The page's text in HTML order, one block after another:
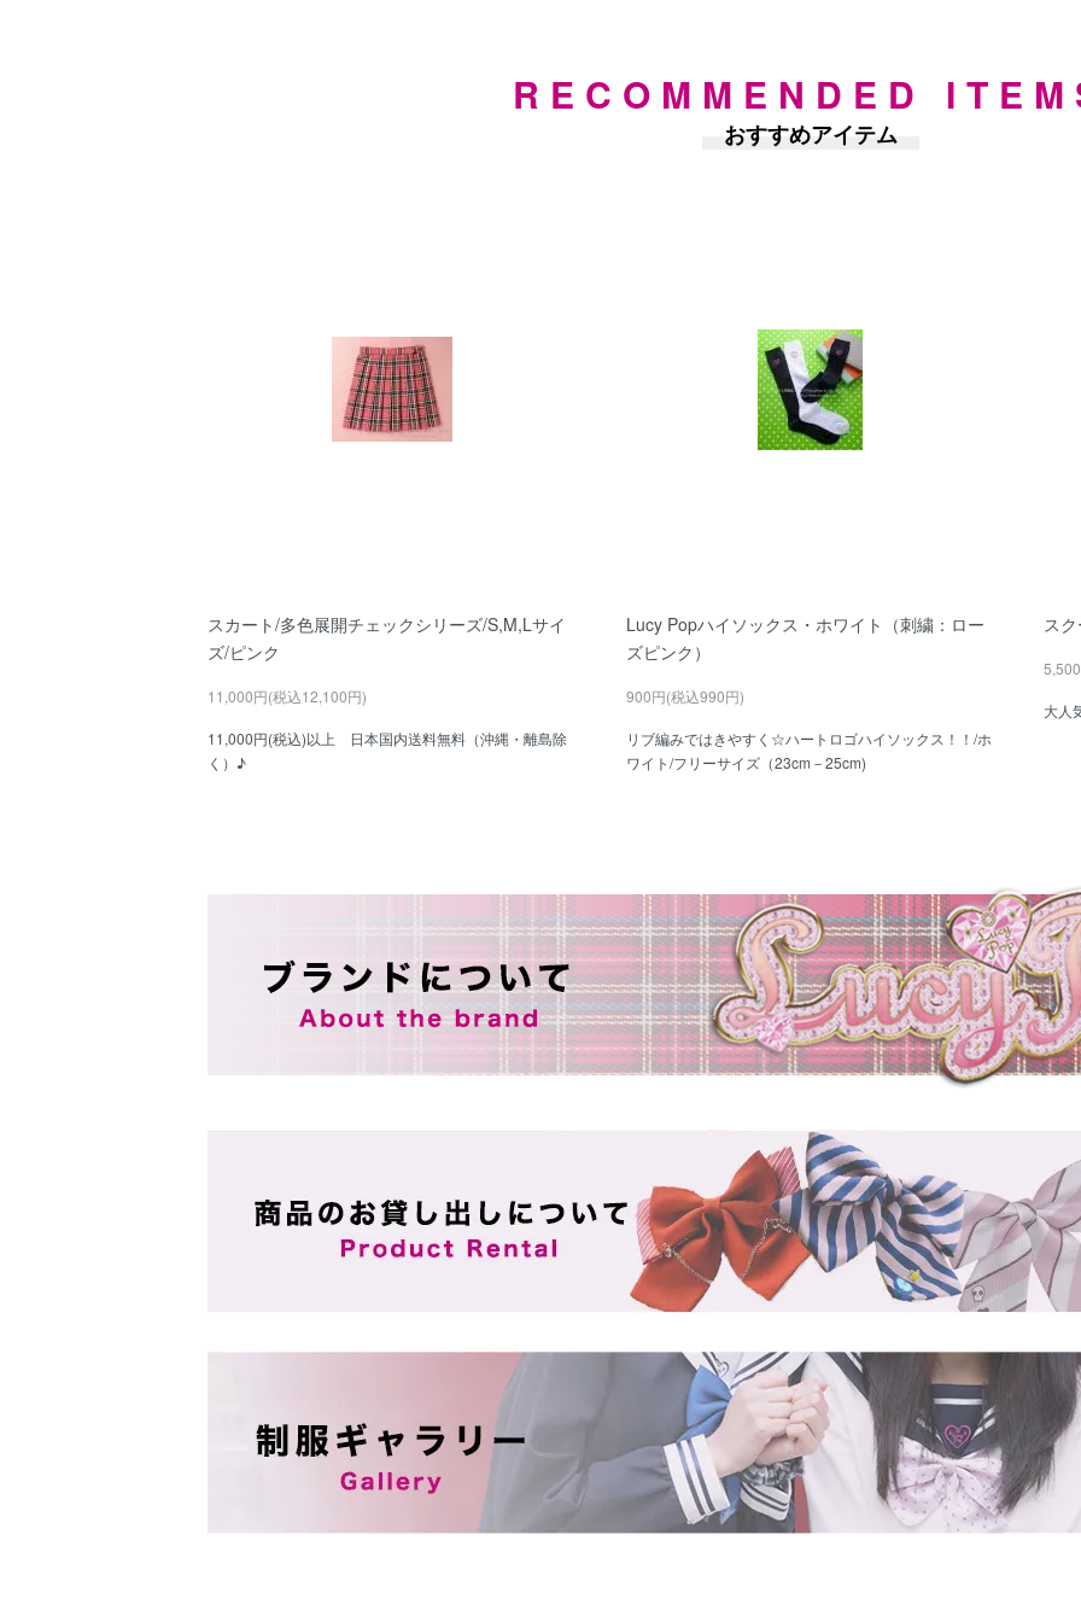
RECOMMENDED
おすすめアイテム
スカート/多色展開チェックシリーズ/S,M,Lサイ
ズ/ピンク
11,000円(税込12,100円)
11,000円(税込)以上 日本国内送料無料（沖縄・離島除
く）♪
Lucy Popハイソックス・ホワイト（刺繍：ロー
ズピンク）
900円(税込990円)
リブ編みではきやすく☆ハートロゴハイソックス！！/ホ
ワイト/フリーサイズ（23cm－25cm)
ス
大人